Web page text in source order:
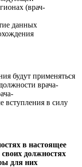
(врач-
данных
будут применяться
врача-
вступления в силу
в настоящее
должностях
для них